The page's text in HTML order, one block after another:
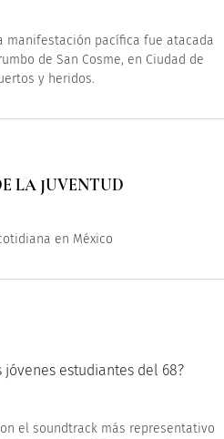
manifestación pacífica fue atacada
de San Cosme, en Ciudad de
y heridos.
LA JUVENTUD
en México
estudiantes del 68?
el soundtrack más representativo